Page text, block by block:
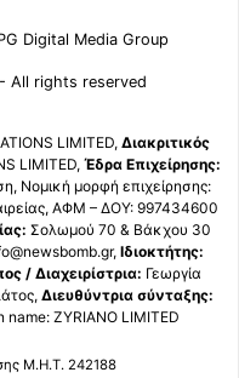
Digital Media Group
All rights reserved
LIMITED, Διακριτικός
LIMITED, Έδρα Επιχείρησης:
μορφή επιχείρησης:
ΑΦΜ – ΔΟΥ: 997434600
Σολωμού 70 & Βάκχου 30
Ιδιοκτήτης:
/ Διαχειρίστρια: Γεωργία
Διευθύντρια σύνταξης:
name: ZYRIANO LIMITED
Μ.Η.Τ. 242188